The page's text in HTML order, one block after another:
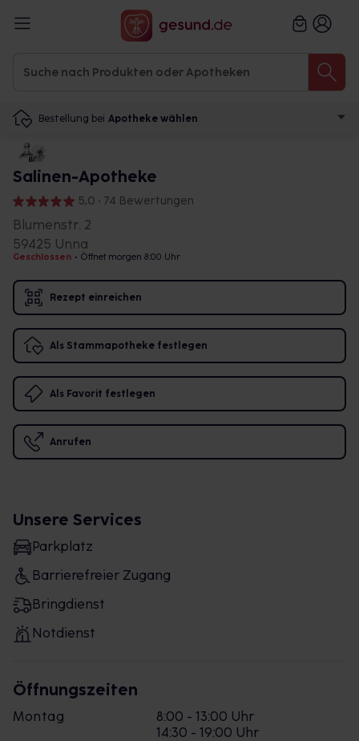
Bestellung bei Apotheke wählen
Salinen-Apotheke
5,0 • 74 Bewertungen
Blumenstr. 2
59425 Unna
Geschlossen • Öffnet morgen 8:00 Uhr
Rezept einreichen
Als Stammapotheke festlegen
Als Favorit festlegen
Anrufen
Unsere Services
Parkplatz
Barrierefreier Zugang
Bringdienst
Notdienst
Öffnungszeiten
Montag
8:00 - 13:00 Uhr
14:30 - 19:00 Uhr